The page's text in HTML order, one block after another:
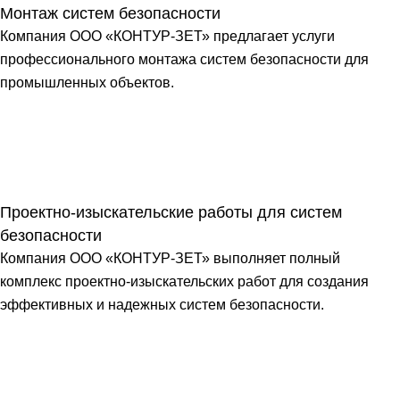
Монтаж систем безопасности
Компания ООО «КОНТУР-ЗЕТ» предлагает услуги
профессионального монтажа систем безопасности для
промышленных объектов.
Проектно-изыскательские работы для систем
безопасности
Компания ООО «КОНТУР-ЗЕТ» выполняет полный
комплекс проектно-изыскательских работ для создания
эффективных и надежных систем безопасности.